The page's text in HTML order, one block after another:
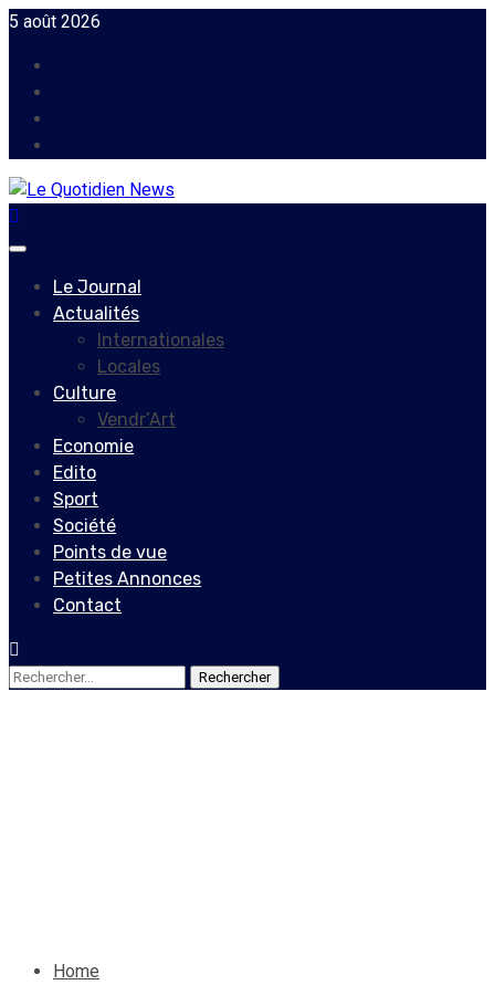
Skip
content
5 août 2026
Primary
Le Journal
Actualités
Internationales
Locales
Culture
Vendr’Art
Economie
Edito
Sport
Société
Points de vue
Petites Annonces
Contact
Rechercher :
Home